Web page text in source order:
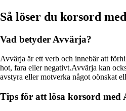
Så löser du korsord
Vad betyder Avvärja?
Avvärja är ett verb och innebär att
hot, fara eller negativt.Avvärja kan
avstyra eller motverka något oönskat
Tips för att lösa korsord med